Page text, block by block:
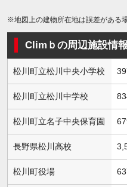
※地図上の建物所在地は誤差がある
Climｂの周辺施設情報
松川町立松川中央小学校
松川町立松川中学校
松川町立名子中央保育園
長野県松川高校
松川町役場